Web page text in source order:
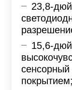
23,8-
15,6-
сенсорный
покрытием;